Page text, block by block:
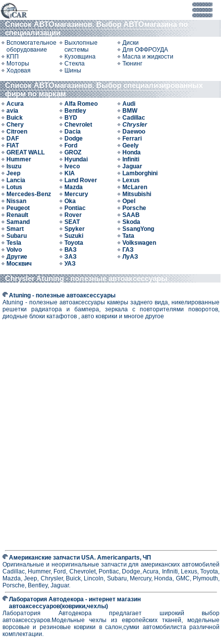
Список АВТОмагазинов. Выбор АВТОмагазина по
специализации
Вспомогательное
оборудование
Выхлопные
системы
Диски
Для ОФФРОУДА
КПП
Кузовщина
Масла и жидкости
Моторы
Стекла
Тюнинг
Ходовая
Шины
Список АВТОмагазинов. Выбор специализированных
фирм по маркам
Acura Alfa Romeo
Audi
avia
Bentley
BMW
Buick
BYD
Cadillac
Chery
Chevrolet
Chrysler
Citroen
Dacia
Daewoo
DAF
Dodge
Ferrari
FIAT
Ford
Geely
GREAT WALL
GROZ
Honda
Hummer
Hyundai
Infiniti
Isuzu
Iveco
Jaguar
Jeep
KIA
Lamborghini
Lancia
Land Rover
Lexus
Lotus
Mazda
McLaren
Mercedes-Benz
Mercury
Mitsubishi
Nissan
Oka
Opel
Peugeot
Pontiac
Porsche
Renault
Rover
SAAB
Samand
SEAT
Skoda
Smart
Spyker
SsangYong
Subaru
Suzuki
Tata
Tesla
Toyota
Volkswagen
Volvo
ВАЗ
ГАЗ
Другие
ЗАЗ
ЛуАЗ
Москвич
УАЗ
Chrysler Atuning - полезные автоаксессуары
Atuning - полезные автоаксессуары
Atuning - полезные автоаксессуары камеры заднего вида, никелированные
решетки радиатора и бампера, зеркала с повторителями поворотов,
диодные блоки катафотов , авто коврики и многое другое
Американские запчасти USA. Americanparts, ЧП
Оригинальные и неоригинальные запчасти для американских автомобилей
Cadillac, Hummer, Ford, Chevrolet, Pontiac, Dodge, Acura, Infiniti, Lexus, Toyota,
Mazda, Jeep, Chrysler, Buick, Lincoln, Subaru, Mercury, Honda, GMC, Plymouth,
Porsche, Bentley, Jaguar.
Лаборатория Автодекора - интернет магазин
автоаксессуаров(коврики,чехлы)
Лаборатория Автодекора предлагает широкий выбор
автоаксессуаров.Модельные чехлы из европейских тканей, модельные
ворсовые и резиновые коврики в салон,сумки автомобилиста различной
комплектации.